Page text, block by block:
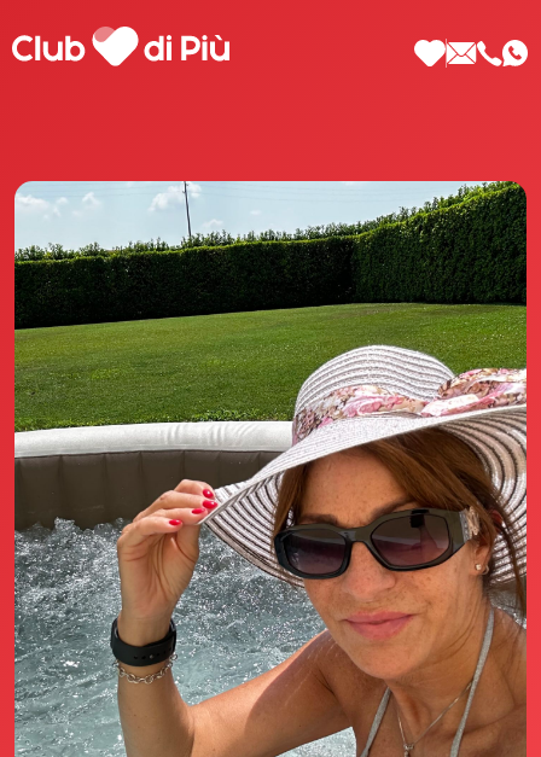
Scopri Club di Più
Le testimonianze Club di Più
La fondatrice Valeria Pilla
Annunci Donne
Agenzia matrimoniale Club di Più
Love Notebook
Il libro Donna di Cuori
Quanto costa Club di Più
Love Academy
Domande Frequenti
Impegno Sociale
Le nostre sedi